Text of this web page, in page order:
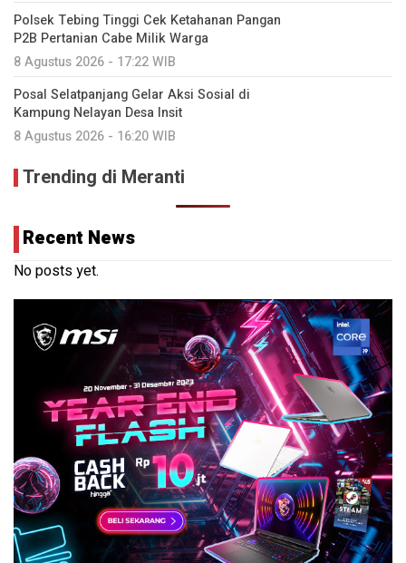
Polsek Tebing Tinggi Cek Ketahanan Pangan
P2B Pertanian Cabe Milik Warga
8 Agustus 2026 - 17:22 WIB
Posal Selatpanjang Gelar Aksi Sosial di
Kampung Nelayan Desa Insit
8 Agustus 2026 - 16:20 WIB
Trending di Meranti
Recent News
No posts yet.